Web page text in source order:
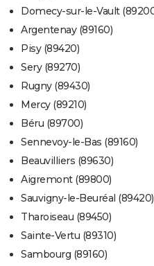
Domecy-sur-le-Vault
Argentenay (89160)
Pisy (89420)
Sery (89270)
Rugny (89430)
Mercy (89210)
Béru (89700)
Sennevoy-le-Bas (89160)
Beauvilliers (89630)
Aigremont (89800)
Sauvigny-le-Beuréal (89420)
Tharoiseau (89450)
Sainte-Vertu (89310)
Sambourg (89160)